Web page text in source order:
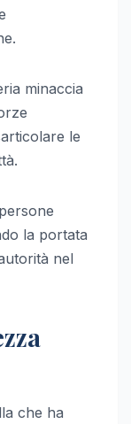
minaccia
le
la portata
nel
che ha